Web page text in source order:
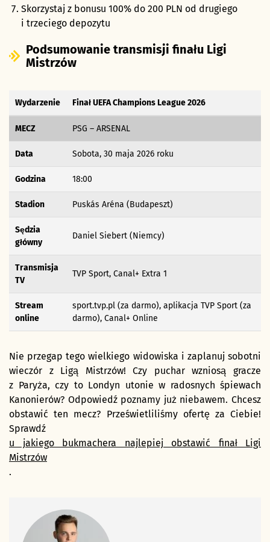
Skorzystaj z bonusu 100% do 200 PLN od drugiego
i trzeciego depozytu
Podsumowanie transmisji finału Ligi
Mistrzów
Wydarzenie Finał UEFA Champions League 2026
MECZ PSG – ARSENAL
Data Sobota, 30 maja 2026 roku
Godzina 18:00
Stadion Puskás Aréna (Budapeszt)
Sędzia
główny
Daniel Siebert (Niemcy)
Transmisja
TV
TVP Sport, Canal+ Extra 1
Stream
online
sport.tvp.pl (za darmo), aplikacja TVP Sport (za
darmo), Canal+ Online
Nie przegap tego wielkiego widowiska i zaplanuj sobotni
wieczór z Ligą Mistrzów! Czy puchar wzniosą gracze
z Paryża, czy to Londyn utonie w radosnych śpiewach
Kanonierów? Odpowiedź poznamy już niebawem. Chcesz
obstawić ten mecz? Prześwietliliśmy ofertę za Ciebie!
Sprawdź
u jakiego bukmachera najlepiej obstawić finał Ligi
Mistrzów
.